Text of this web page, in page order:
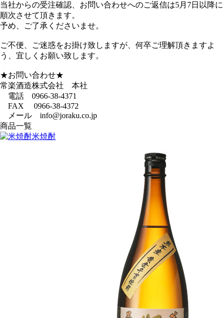
当社からの受注確認、お問い合わせへのご返信は5月7日以降に
順次させて頂きます。
予め、ご了承くださいませ。
ご不便、ご迷惑をお掛け致しますが、何卒ご理解頂きますよ
う、宜しくお願い致します。
★お問い合わせ★
常楽酒造株式会社 本社
電話 0966-38-4371
FAX 0966-38-4372
メール info@joraku.co.jp
商品一覧
米焼酎